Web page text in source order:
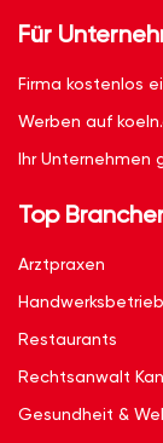
Für
Firma kostenlos
Werben auf
Ihr Unternehmen
Top
Arztpraxen
Restaurants
Rechtsanwalt
Gesundheit &